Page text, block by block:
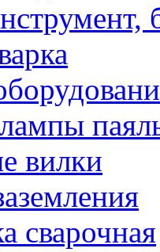
вилки
сварочная